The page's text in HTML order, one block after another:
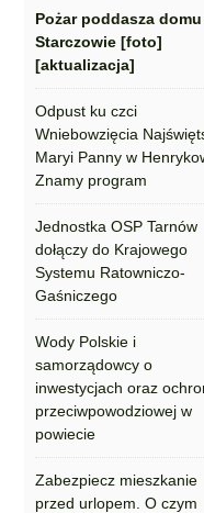
Pożar poddasza
Starczowie [foto]
[aktualizacja]
Odpust ku czci
Wniebowzięcia
Maryi Panny w
Znamy program
Jednostka OSP Tarnów
dołączy do Krajowego
Systemu Ratowniczo-
Gaśniczego
Wody Polskie i
samorządowcy o
inwestycjach oraz
przeciwpowodziowej w
powiecie
Zabezpiecz mieszkanie
przed urlopem. O czym